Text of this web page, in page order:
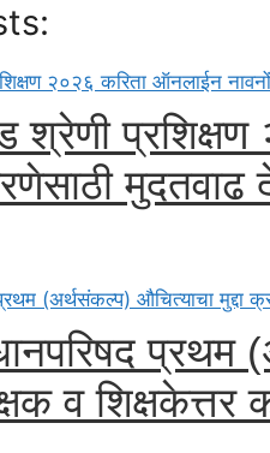
श्रेणी
प्रथम
व शिक्षकेत्तर